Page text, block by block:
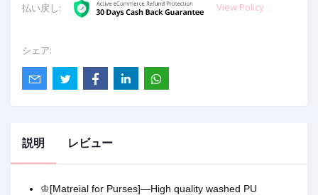
払い戻し: View Policy
シェア:
説明 レビュー
♔[Matreial for Purses]—High quality washed PU